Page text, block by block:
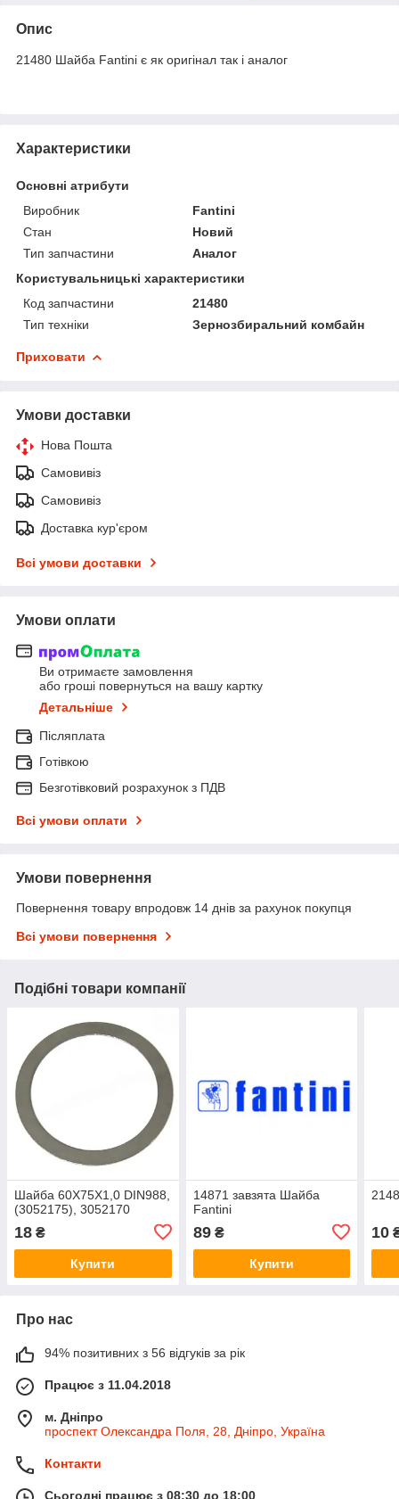
Опис
21480 Шайба Fantini є як оригінал так і аналог
Характеристики
Основні атрибути
Виробник
Fantini
Стан
Новий
Тип запчастини
Аналог
Користувальницькі характеристики
Код запчастини
21480
Тип техніки
Зернозбиральний комбайн
Приховати
Умови доставки
Нова Пошта
Самовивіз
Самовивіз
Доставка кур'єром
Всі умови доставки
Умови оплати
Ви отримаєте замовлення
або гроші повернуться на вашу картку
Детальніше
Післяплата
Готівкою
Безготівковий розрахунок з ПДВ
Всі умови оплати
Умови повернення
Повернення товару впродовж 14 днів за рахунок покупця
Всі умови повернення
Подібні товари компанії
Шайба 60X75X1,0 DIN988,
(3052175), 3052170
18 ₴
Купити
14871 завзята Шайба
Fantini
89₴
Купити
10
Про нас
94% позитивних з 56 відгуків за рік
Працює з 11.04.2018
м. Дніпро
проспект Олександра Поля, 28, Дніпро, Україна
Контакти
Сьогодні працює з 08:30 до 18:00